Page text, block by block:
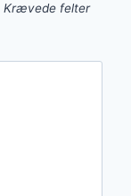
Krævede felter